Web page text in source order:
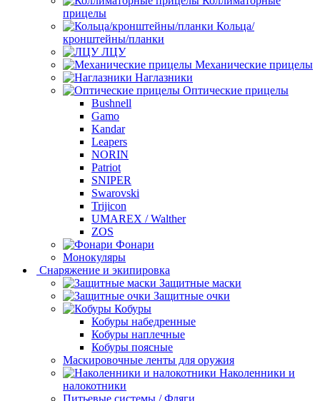
прицелы
Кольца/
кронштейны/планки
ЛЦУ
Механические прицелы
Наглазники
Оптические прицелы
Bushnell
Gamo
Kandar
Leapers
NORIN
Patriot
SNIPER
Swarovski
Trijicon
UMAREX / Walther
ZOS
Фонари
Монокуляры
Снаряжение и экипировка
Защитные маски
Защитные очки
Кобуры
Кобуры набедренные
Кобуры наплечные
Кобуры поясные
Маскировочные ленты для оружия
Наколенники и
налокотники
Питьевые системы / Фляги